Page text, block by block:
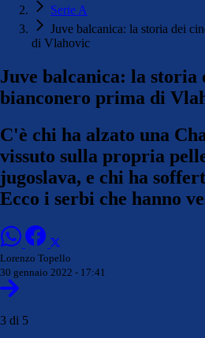
Serie A
Juve balcanica: la storia dei
di Vlahovic
Juve balcanica: la storia
bianconero prima di
C'è chi ha alzato una
vissuto sulla propria
jugoslava, e chi ha
Ecco i serbi che hanno
Lorenzo Topello
30 gennaio 2022 - 17:41
3 di 5